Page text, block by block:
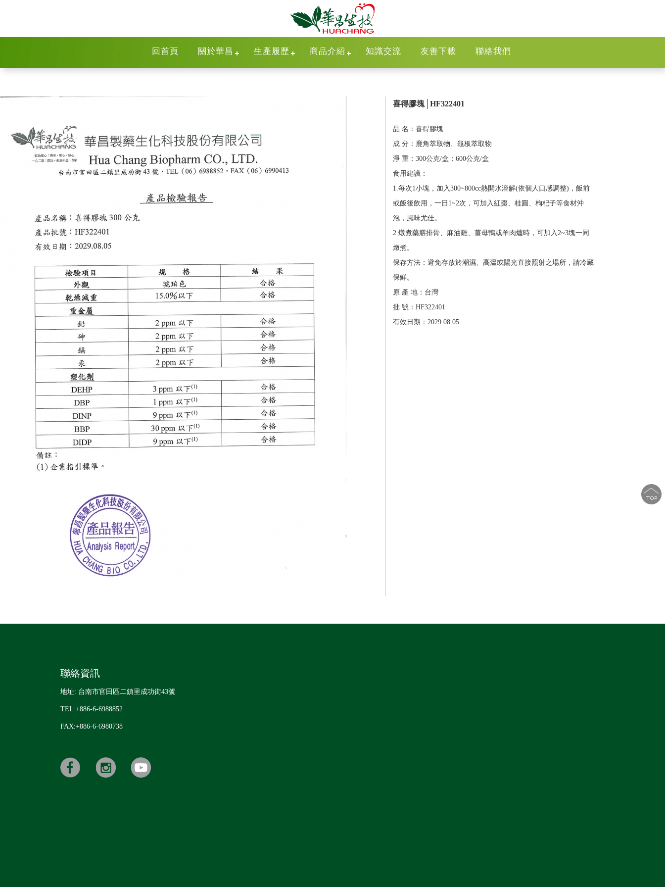
回首頁 關於華昌 生產履歷 商品介紹 知識交流 友善下載 聯絡我們
喜得膠塊│HF322401
品 名：喜得膠塊
成 分：鹿角萃取物、龜板萃取物
淨 重：300公克/盒；600公克/盒
食用建議：
1.每次1小塊，加入300~800cc熱開水溶解(依個人口感調整)，飯前
或飯後飲用，一日1~2次，可加入紅棗、桂圓、枸杞子等食材沖
泡，風味尤佳。
2.燉煮藥膳排骨、麻油雞、薑母鴨或羊肉爐時，可加入2~3塊一同
燉煮。
保存方法：避免存放於潮濕、高溫或陽光直接照射之場所，請冷藏
保鮮。
原 產 地：台灣
批 號：HF322401
有效日期：2029.08.05
聯絡資訊
地址: 台南市官田區二鎮里成功街43號
TEL:+886-6-6988852
FAX:+886-6-6980738